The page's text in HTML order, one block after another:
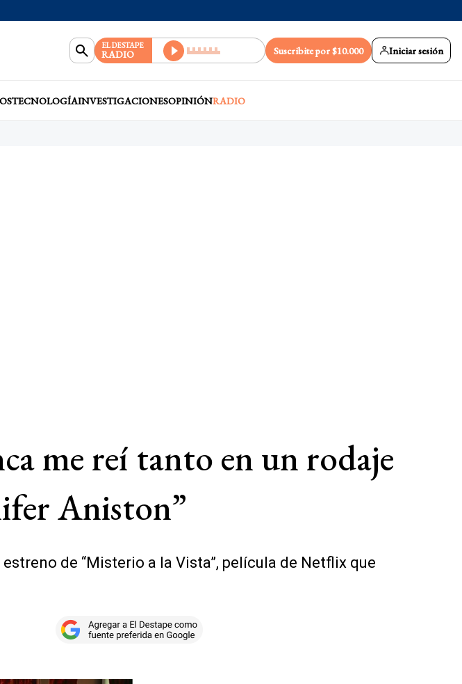
EL DESTAPE
RADIO Suscribite por $10.000 Iniciar sesión
TECNOLOGÍAINVESTIGACIONESOPINIÓNRADIO
me reí tanto en un rodaje
Aniston”
de “Misterio a la Vista”, película de Netflix que